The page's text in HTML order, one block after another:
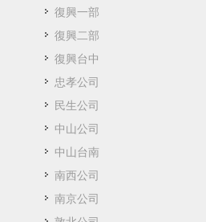
復興一部
復興二部
復興台中
忠孝公司
民生公司
中山公司
中山台南
南西公司
南京公司